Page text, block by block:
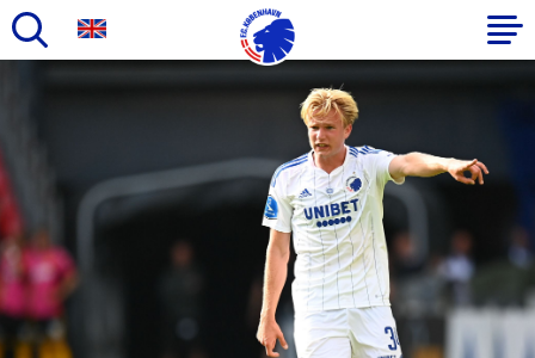
navigation